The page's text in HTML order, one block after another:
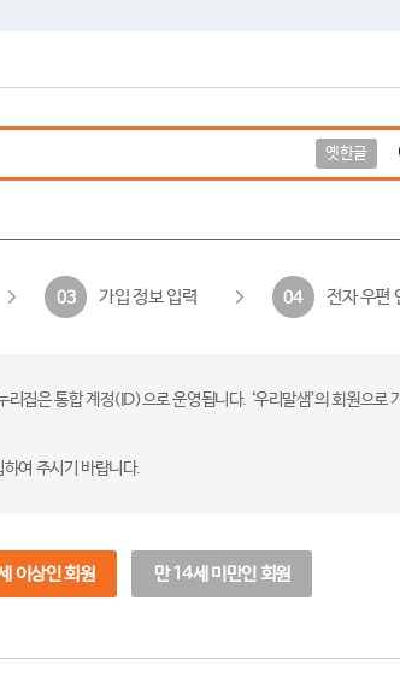
옛한글
03 가입 정보 입력 04 전자 우편
리집은 통합 계정(ID)으로 운영됩니다. ‘우리말샘’의 회원으
여 주시기 바랍니다.
이상인 회원 만 14세 미만인 회원